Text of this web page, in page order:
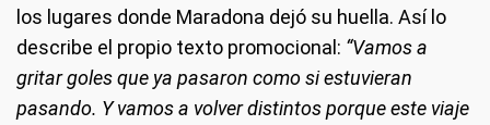
los lugares donde Maradona dejó su huella. Así lo
describe el propio texto promocional: “Vamos a
gritar goles que ya pasaron como si estuvieran
pasando. Y vamos a volver distintos porque este viaje